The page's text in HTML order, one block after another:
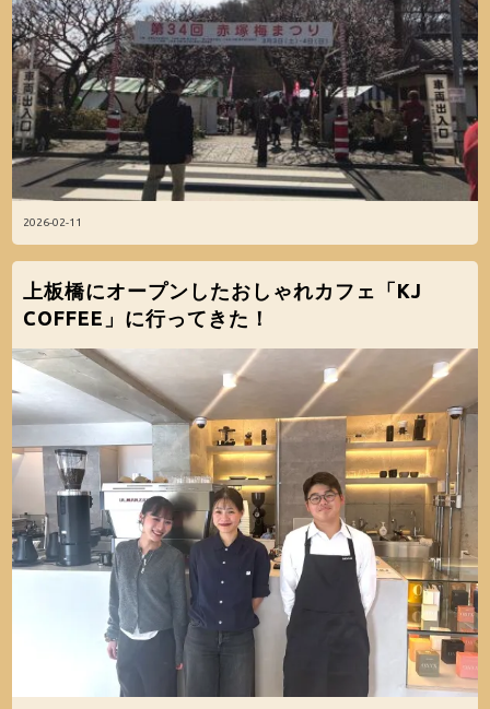
2026-02-11
上板橋にオープンしたおしゃれカフェ「KJ
COFFEE」に行ってきた！